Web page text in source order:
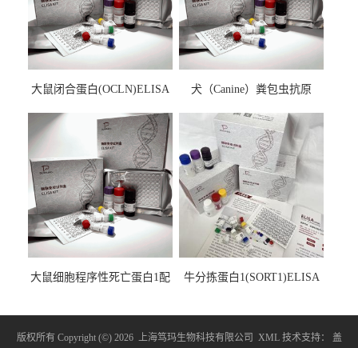
大鼠闭合蛋白(OCLN)ELISA
犬（Canine）粪包虫抗原
大鼠细胞程序性死亡蛋白1配
试剂盒
牛分拣蛋白1(SORT1)ELISA
版权所有 Copyright (©) 2026 上海笃玛生物科技有限公司 XML技术支持： 盖